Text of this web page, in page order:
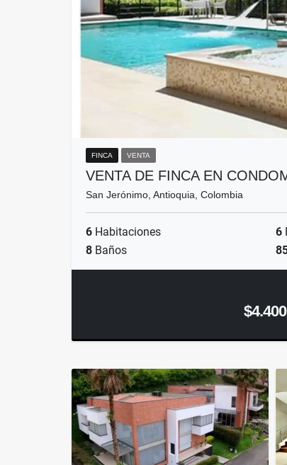
FINCA VENTA
VENTA DE FINCA EN
San Jerónimo, Antioquia, Colombia
6 Habitaciones 6
8 Baños